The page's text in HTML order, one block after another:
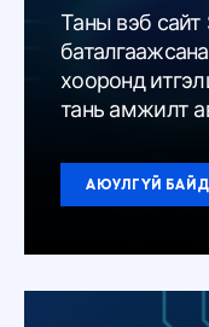
Таны вэб сайт
хооронд
тань амжилт
АЮУЛГҮЙ